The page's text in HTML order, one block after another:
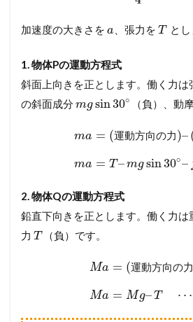
加速度の大きさを a 、張力をT とし
1. 物体Pの運動方程式
斜面上向きを正とします。働く力は
の斜面成分mgsin30∘ （負）、動
ma
ma
= (運動方向の力)–
= T –mgsin30∘–
2. 物体Qの運動方程式
鉛直下向きを正とします。働く力は
力 T （負）です。
Ma
Ma
= (運動方向の力
= Mg–T ⋯